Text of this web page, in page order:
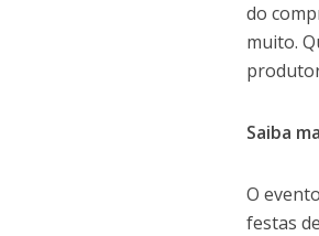
do
muito.
Saiba
O
festas